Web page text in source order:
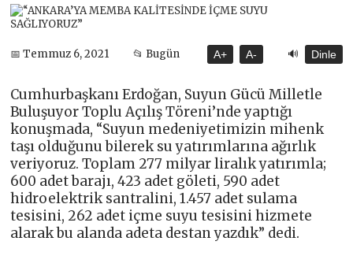
📅 Temmuz 6, 2021 📂 Bugün A+ A- 🔊 Dinle
Cumhurbaşkanı Erdoğan, Suyun Gücü Milletle
Buluşuyor Toplu Açılış Töreni’nde yaptığı
konuşmada, “Suyun medeniyetimizin mihenk
taşı olduğunu bilerek su yatırımlarına ağırlık
veriyoruz. Toplam 277 milyar liralık yatırımla;
600 adet barajı, 423 adet göleti, 590 adet
hidroelektrik santralini, 1.457 adet sulama
tesisini, 262 adet içme suyu tesisini hizmete
alarak bu alanda adeta destan yazdık” dedi.